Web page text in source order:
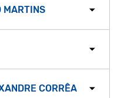
MARTINS
CORRÊA